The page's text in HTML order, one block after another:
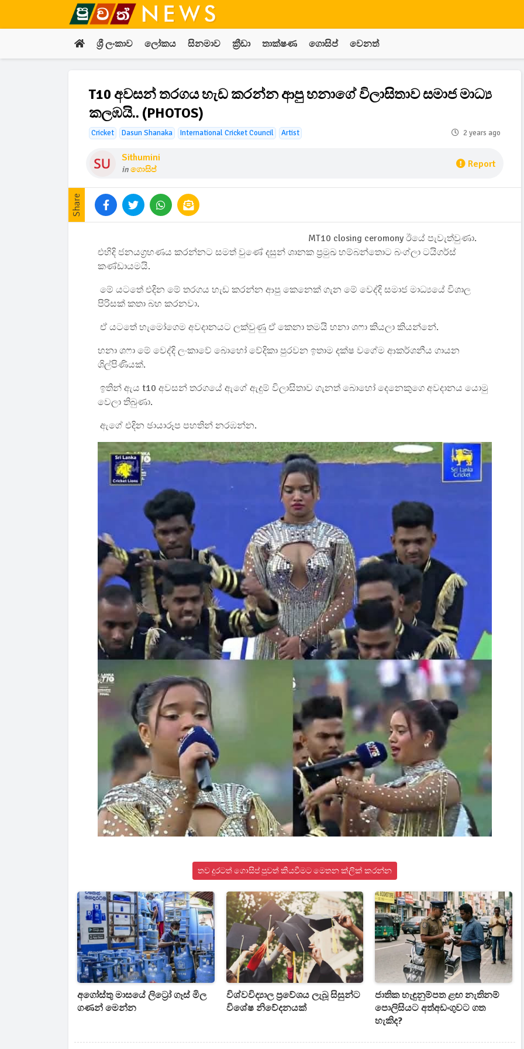
ශ්‍රී ලංකාව ලෝකය සිනමාව ක්‍රීඩා තාක්ෂණ ගොසිප් වෙනත්
T10 අවසන් තරගය හැඩ කරන්න ආපු හනාගේ විලාසිතාව සමාජ මාධ්‍ය
කලඹයි.. (PHOTOS)
Cricket Dasun Shanaka International Cricket Council Artist 2 years ago
Sithumini
inගොසිප් Report
Share
MT10 closing ceromony ඊයේ පැවැත්වුණා.
එහිදි ජනයග්‍රහණය කරන්නට සමත් වුණේ දසුන් ශානක ප්‍රමුඛ හම්බන්තොට බංග්ලා ටයිගර්ස්
කණ්ඩායමයි.
මේ යටතේ එදින මේ තරගය හැඩ කරන්න ආපු කෙනෙක් ගැන මේ වෙද්දි සමාජ මාධ්‍යයේ විශාල
පිරිසක් කතා බහ කරනවා.
ඒ යටතේ හැමෝගෙම අවදානයට ලක්වුණු ඒ කෙනා තමයි හනා ශෆා කියලා කියන්නේ.
හනා ශෆා මේ වෙද්දි ලංකාවේ බොහෝ වේදිකා පුරවන ඉතාම දක්ෂ වගේම ආකර්ශනීය ගායන
ශිල්පිණියක්.
ඉතින් ඇය t10 අවසන් තරගයේ ඇගේ ඇදුම් විලාසිතාව ගැනත් බොහෝ දෙනෙකුගෙ අවදානය යොමු
වෙලා තිබුණා.
ඇගේ එදින ඡායාරූප පහතින් නරඹන්න.
තව දුරටත් ගොසිප් පුවත් කියවීමට මෙතන ක්ලික් කරන්න
අගෝස්තු මාසයේ ලිට්‍රෝ ගෑස් මිල
ගණන් මෙන්න
විශ්වවිද්‍යාල ප්‍රවේශය ලැබූ සිසුන්ට
විශේෂ නිවේදනයක්
ජාතික හැඳුනුම්පත ළඟ නැතිනම්
පොලිසියට අත්අඩංගුවට ගත
හැකිද?